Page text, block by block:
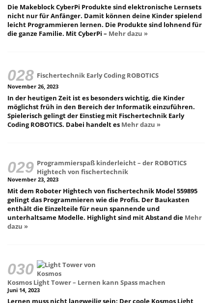
Die Makeblock CyberPi Produkte sind elektronische Lernsets
nicht nur für Anfänger. Damit können deine Kinder spielend
leicht Programmieren lernen. Die Produkte sind lohnend für
die ganze Familie. Mit CyberPi – Mehr dazu »
Fischertechnik Early Coding ROBOTICS
November 26, 2023
In der heutigen Zeit ist es besonders wichtig, die Kinder
möglichst früh in den Bereich der Informatik einzuführen.
Spielerisch gelingt der Einstieg mit Fischertechnik Early
Coding ROBOTICS. Dabei handelt es Mehr dazu »
Programmierspaß kinderleicht – der ROBOTICS
Hightech von fischertechnik
November 23, 2023
Mit dem Roboter Hightech von fischertechnik Model 559895
gelingt das Programmieren wie die Profis. Der Baukasten
enthält die Einzelteile für neun spannende und
unterhaltsame Modelle. Highlight sind mit Abstand die Mehr
dazu »
Kosmos Light Tower – Lernen kann Spass machen
Juni 14, 2023
Lernen muss nicht langweilig sein: Der coole Kosmos Light